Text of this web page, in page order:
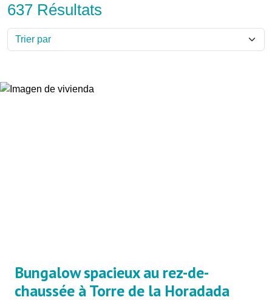
637 Résultats
Bungalow spacieux au rez-de-
chaussée à Torre de la Horadada